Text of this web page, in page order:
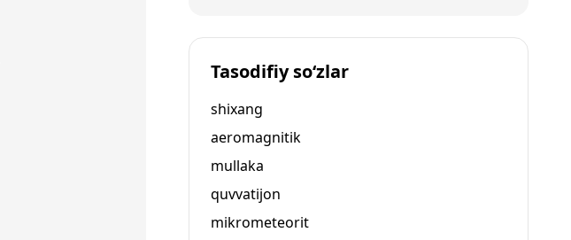
Tasodifiy so‘zlar
shixang
aeromagnitik
mullaka
quvvatijon
mikrometeorit